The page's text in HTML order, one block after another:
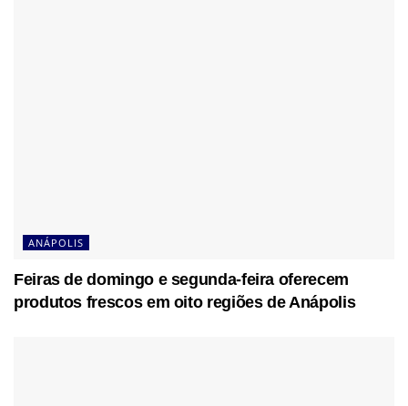
ANÁPOLIS
Feiras de domingo e segunda-feira oferecem
produtos frescos em oito regiões de Anápolis